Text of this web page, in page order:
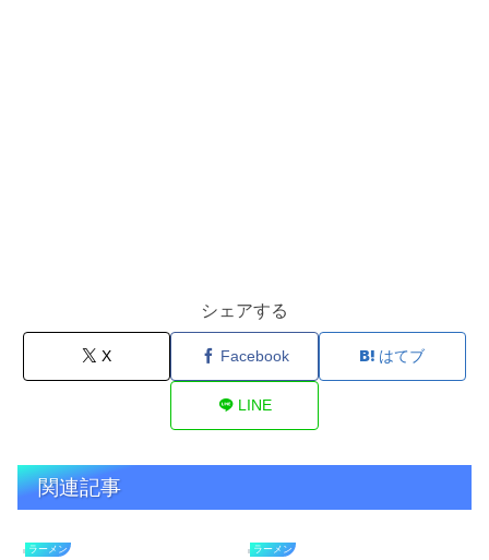
シェアする
X Facebook はてブ
LINE
関連記事
ラーメン ラーメン